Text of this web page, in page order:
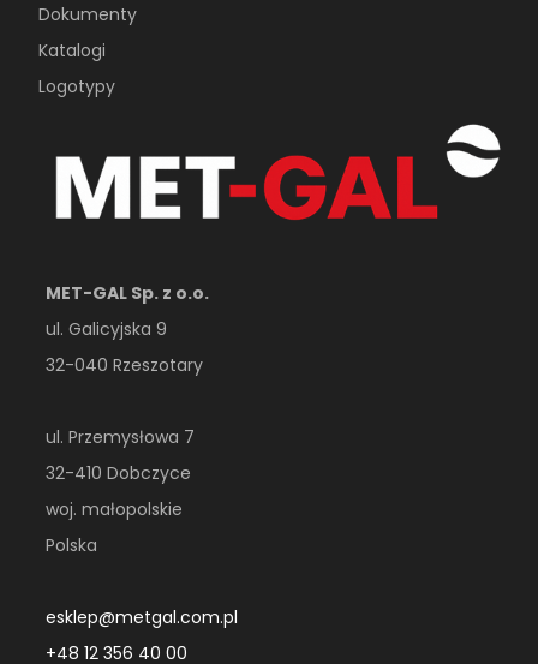
Dokumenty
Katalogi
Logotypy
MET-GAL Sp. z o.o.
ul. Galicyjska 9
32-040 Rzeszotary
ul. Przemysłowa 7
32-410 Dobczyce
woj. małopolskie
Polska
esklep@metgal.com.pl
+48 12 356 40 00